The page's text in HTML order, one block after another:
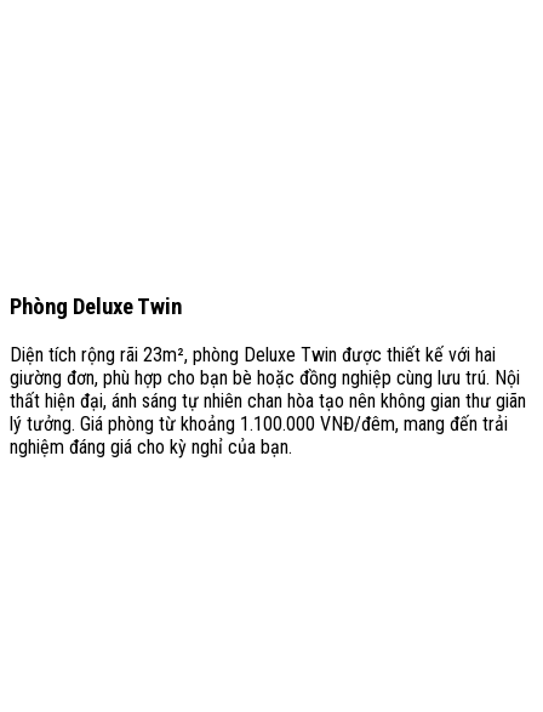
Phòng Deluxe Twin
Diện tích rộng rãi 23m², phòng Deluxe Twin được thiết kế với hai
giường đơn, phù hợp cho bạn bè hoặc đồng nghiệp cùng lưu trú. Nội
thất hiện đại, ánh sáng tự nhiên chan hòa tạo nên không gian thư giãn
lý tưởng. Giá phòng từ khoảng 1.100.000 VNĐ/đêm, mang đến trải
nghiệm đáng giá cho kỳ nghỉ của bạn.